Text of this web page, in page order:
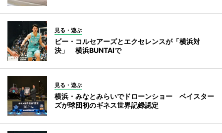
見る・遊ぶ
ビー・コルセアーズとエクセレンスが「横浜対
決」 横浜BUNTAIで
見る・遊ぶ
横浜・みなとみらいでドローンショー ベイスター
ズが球団初のギネス世界記録認定